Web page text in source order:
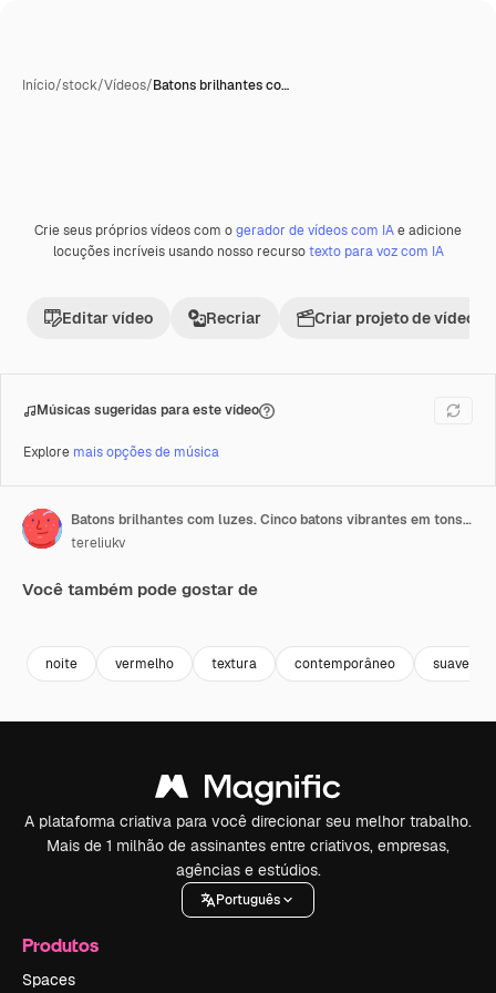
Início/stock/Vídeos/Batons brilhantes co…
PremiumGerada com IA
Crie seus próprios vídeos com ogerador de vídeos com IAe adicione
locuções incríveis usando nosso recursotexto para voz com IA
Editar vídeo Recriar Criar projeto de vídeo
Músicas sugeridas para este vídeo
Explore mais opções de música
Batons brilhantes com luzes. Cinco batons vibrantes em tons brilham contra luzes cintilantes em um charmoso cenário noturno
tereliukv
Você também pode gostar de
noite vermelho textura contemporâneo suave
A plataforma criativa para você direcionar seu melhor trabalho.
Mais de 1 milhão de assinantes entre criativos, empresas,
agências e estúdios.
Português
Produtos
Spaces